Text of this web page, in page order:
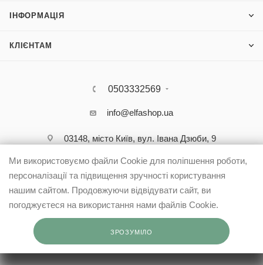
ІНФОРМАЦІЯ
КЛІЄНТАМ
0503332569
info@elfashop.ua
03148, місто Київ, вул. Івана Дзюби, 9
Ми використовуємо файли Cookie для поліпшення роботи,
персоналізації та підвищення зручності користування
нашим сайтом. Продовжуючи відвідувати сайт, ви
погоджуєтеся на використання нами файлів Cookie.
ЗРОЗУМІЛО